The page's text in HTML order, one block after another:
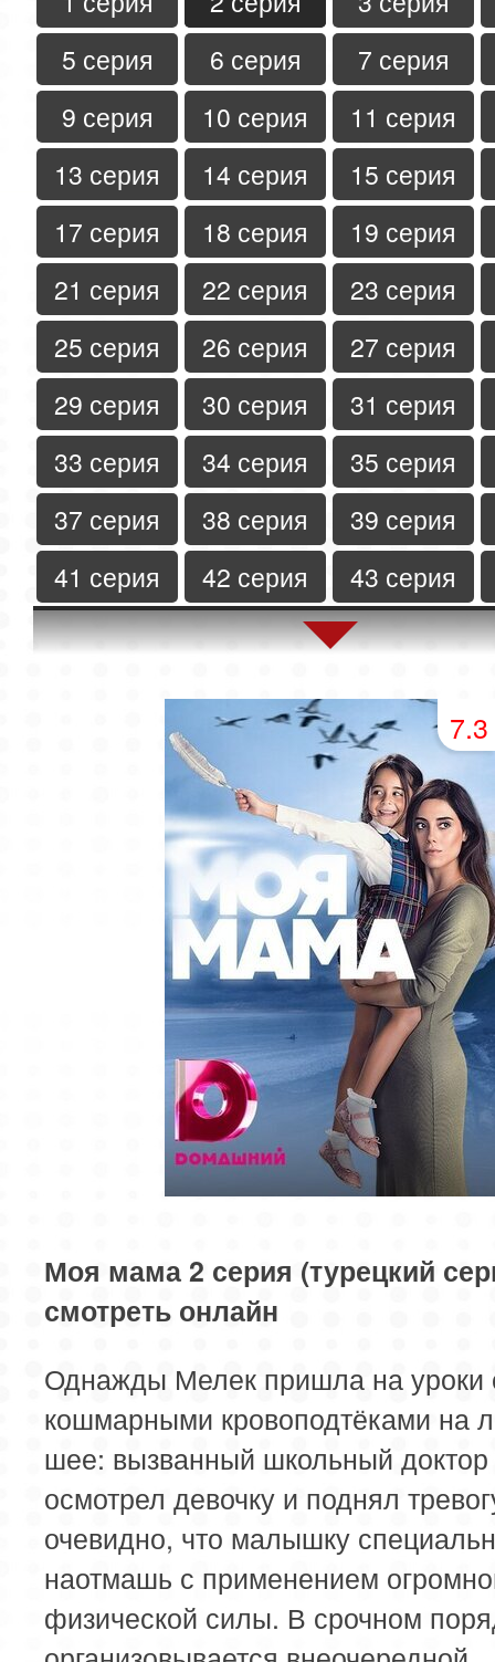
5 серия
6 серия
7 серия
9 серия
10 серия
11 серия
13 серия
14 серия
15 серия
17 серия
18 серия
19 серия
21 серия
22 серия
23 серия
25 серия
26 серия
27 серия
29 серия
30 серия
31 серия
33 серия
34 серия
35 серия
37 серия
38 серия
39 серия
41 серия
42 серия
43 серия
45 серия
46 серия
47 серия
50 серия
51 серия
54 серия
55 серия
58 серия
59 серия
62 серия
63 серия
66 серия
67 серия
70 серия
71 серия
74 серия
75 серия
78 серия
79 серия
82 серия
83 серия
7.3
Моя мама 2 серия (турецкий
смотреть онлайн
Однажды Мелек пришла на уроки
кошмарными кровоподтёками на
шее: вызванный школьный доктор
осмотрел девочку и поднял
очевидно, что малышку
наотмашь с применением
физической силы. В срочном